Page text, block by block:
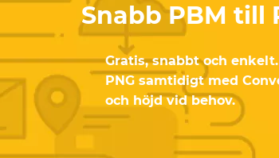
Snabb PBM till
Gratis, snabbt och
PNG samtidigt med
och höjd vid behov.